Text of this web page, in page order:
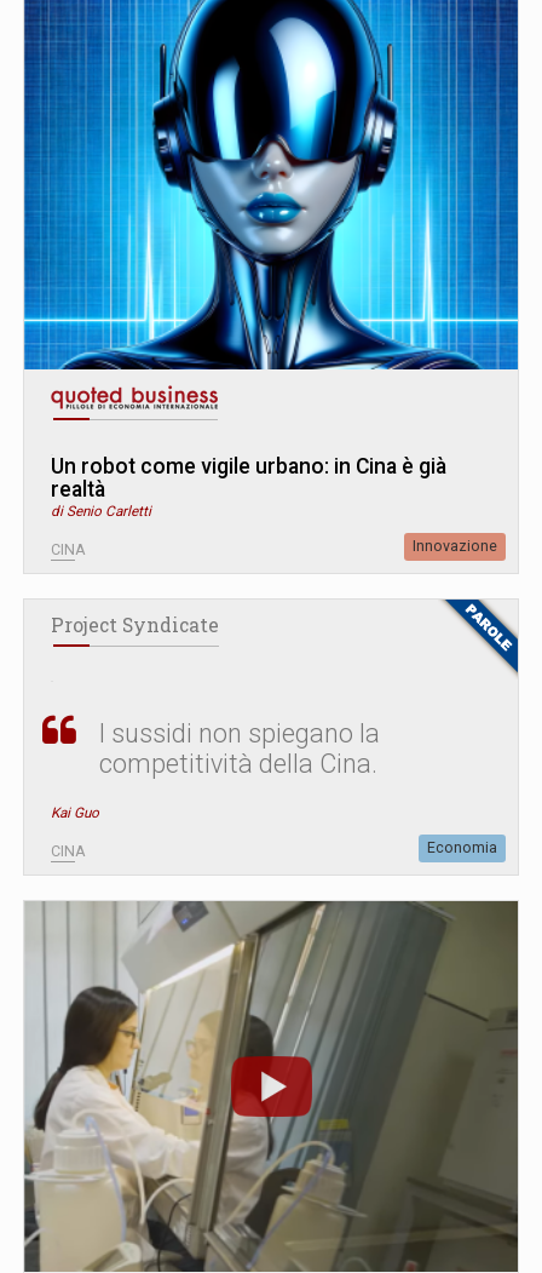
Un robot come vigile urbano: in Cina è già
realtà
di Senio Carletti
CINA Innovazione
Project Syndicate
I sussidi non spiegano la
competitività della Cina.
Kai Guo
CINA Economia